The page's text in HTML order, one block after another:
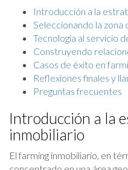
Introducción a la
Seleccionando la
Tecnología al servicio
Construyendo
Casos de éxito en
Reflexiones finales y
Preguntas frecuentes
Introducción a la
inmobiliario
El farming inmobiliario, en